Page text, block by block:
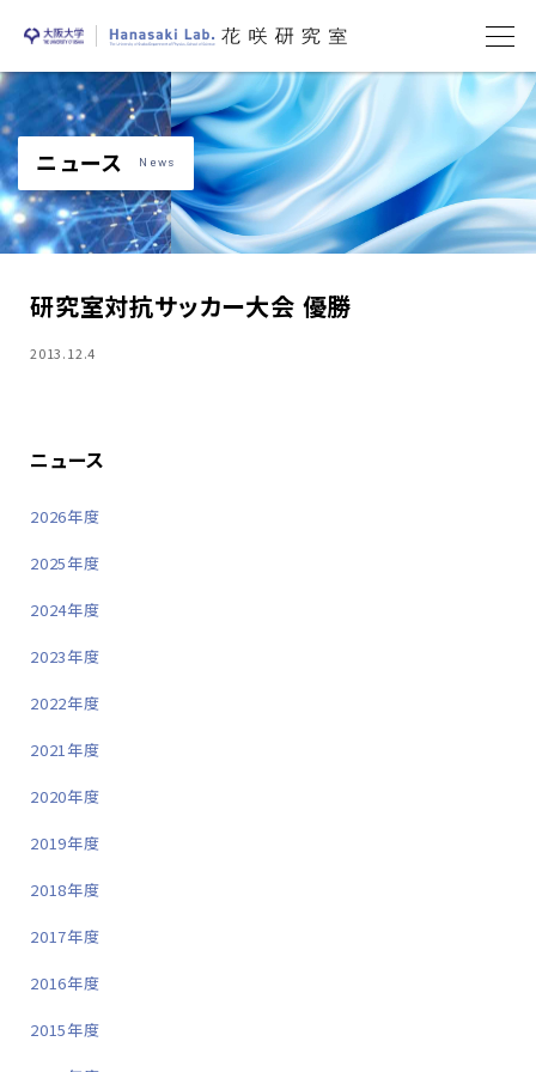
ニュース News
研究室対抗サッカー大会 優勝
2013.12.4
ニュース
2026年度
2025年度
2024年度
2023年度
2022年度
2021年度
2020年度
2019年度
2018年度
2017年度
2016年度
2015年度